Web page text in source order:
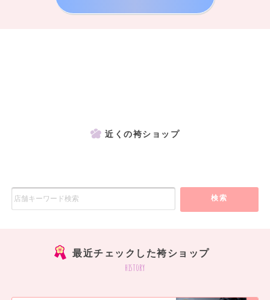
近くの袴ショップ
検索
最近チェックした袴ショップ
history